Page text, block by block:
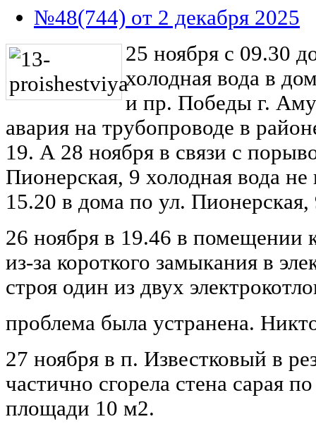
№48(744) от 2 декабря 2025
25 ноября с 09.30
холодная вода в
и пр. Победы г.
авария на трубопроводе в
19. А 28 ноября в связи с
Пионерская, 9 холодная вода не
15.20 в дома по ул.
26 ноября в 19.46 в
из-за короткого замыкания в
строя один из двух
проблема была устранена.
27 ноября в п. Известковый в
частично сгорела стена сарая
площади 10 м2.